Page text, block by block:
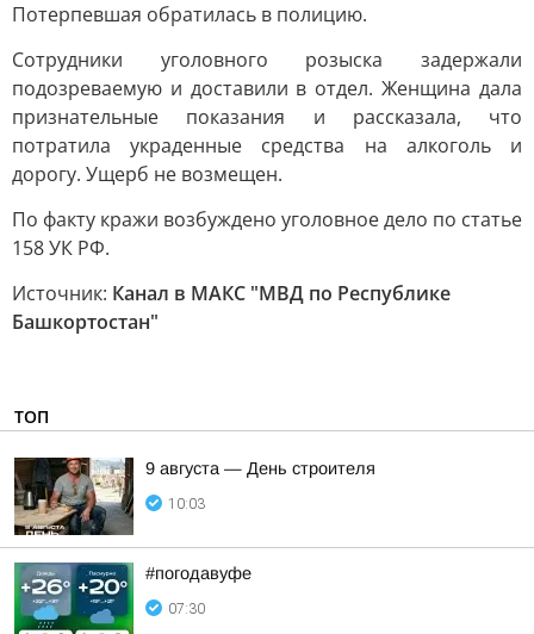
Потерпевшая обратилась в полицию.
Сотрудники уголовного розыска задержали
подозреваемую и доставили в отдел. Женщина дала
признательные показания и рассказала, что
потратила украденные средства на алкоголь и
дорогу. Ущерб не возмещен.
По факту кражи возбуждено уголовное дело по статье
158 УК РФ.
Источник: Канал в МАКС "МВД по Республике
Башкортостан"
ТОП
9 августа — День строителя
10:03
#погодавуфе
07:30